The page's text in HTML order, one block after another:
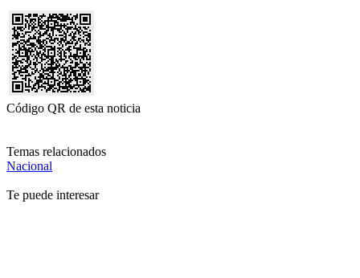
Código QR de esta noticia
Temas relacionados
Nacional
Te puede interesar